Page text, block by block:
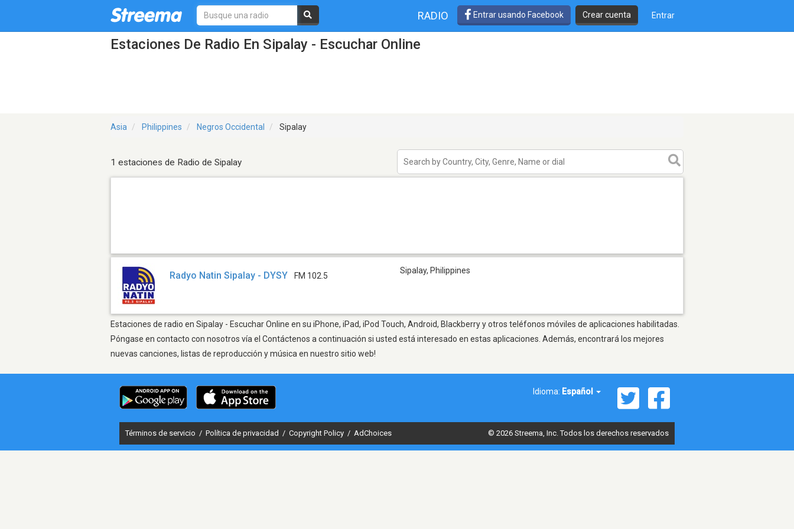
RADIO Entrar usando Facebook Crear cuenta Entrar
Estaciones De Radio En Sipalay - Escuchar Online
Asia Philippines Negros Occidental Sipalay
1 estaciones de Radio de Sipalay
Radyo Natin Sipalay - DYSY FM 102.5
Sipalay, Philippines
Estaciones de radio en Sipalay - Escuchar Online en su iPhone, iPad, iPod Touch, Android, Blackberry y otros teléfonos móviles de aplicaciones habilitadas.
Póngase en contacto con nosotros vía el Contáctenos a continuación si usted está interesado en estas aplicaciones. Además, encontrará los mejores
nuevas canciones, listas de reproducción y música en nuestro sitio web!
Idioma: Español
Términos de servicio / Política de privacidad / Copyright Policy / AdChoices © 2026 Streema, Inc. Todos los derechos reservados